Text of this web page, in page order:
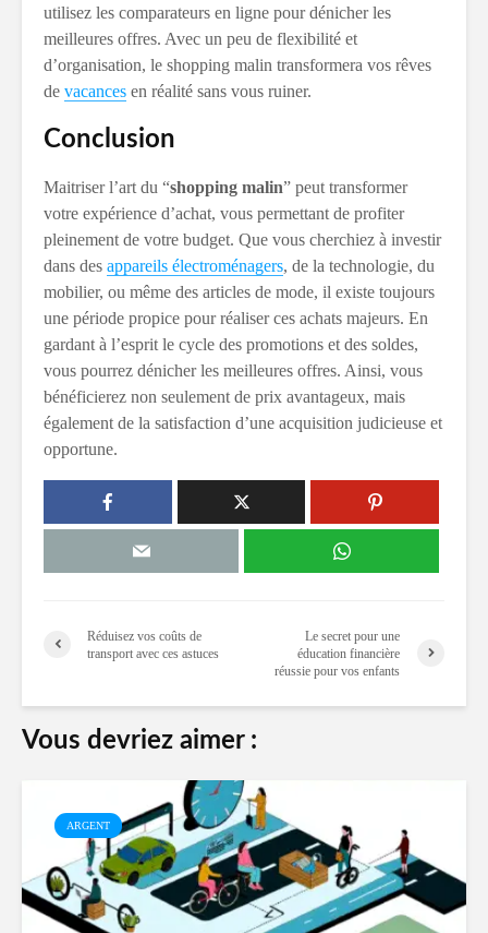
utilisez les comparateurs en ligne pour dénicher les
meilleures offres. Avec un peu de flexibilité et
d’organisation, le shopping malin transformera vos rêves
de vacances en réalité sans vous ruiner.
Conclusion
Maitriser l’art du “shopping malin” peut transformer
votre expérience d’achat, vous permettant de profiter
pleinement de votre budget. Que vous cherchiez à investir
dans des appareils électroménagers, de la technologie, du
mobilier, ou même des articles de mode, il existe toujours
une période propice pour réaliser ces achats majeurs. En
gardant à l’esprit le cycle des promotions et des soldes,
vous pourrez dénicher les meilleures offres. Ainsi, vous
bénéficierez non seulement de prix avantageux, mais
également de la satisfaction d’une acquisition judicieuse et
opportune.
Réduisez vos coûts de
transport avec ces astuces
Le secret pour une
éducation financière
réussie pour vos enfants
Vous devriez aimer :
ARGENT